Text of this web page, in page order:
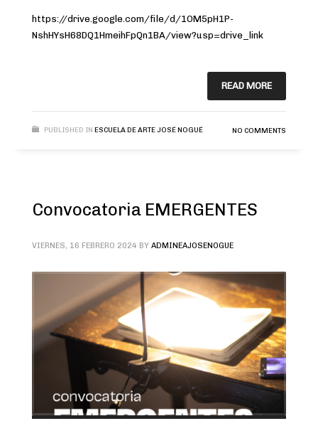
https://drive.google.com/file/d/1OM5pH1P-
NshHYsH68DQ1HmeihFpQn1BA/view?usp=drive_link
READ MORE
PUBLISHED IN ESCUELA DE ARTE JOSÉ NOGUÉ NO COMMENTS
Convocatoria EMERGENTES
VIERNES, 16 FEBRERO 2024 BY ADMINEAJOSENOGUE